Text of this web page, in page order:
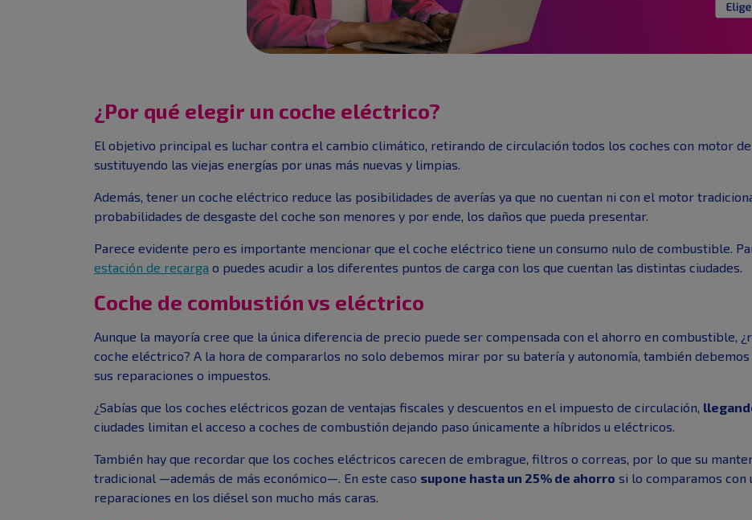
¿Por qué elegir un coche eléctrico?
El objetivo principal es luchar contra el cambio climático, retirando de circulación todos los coches con motor
sustituyendo las viejas energías por unas más nuevas y limpias.
Además, tener un coche eléctrico reduce las posibilidades de averías ya que no cuentan ni con el motor
probabilidades de desgaste del coche son menores y por ende, los daños que pueda presentar.
Parece evidente pero es importante mencionar que el coche eléctrico tiene un consumo nulo de combustible.
estación de recarga o puedes acudir a los diferentes puntos de carga con los que cuentan las distintas ciudades.
Coche de combustión vs eléctrico
Aunque la mayoría cree que la única diferencia de precio puede ser compensada con el ahorro en combustible,
coche eléctrico? A la hora de compararlos no solo debemos mirar por su batería y autonomía, también
sus reparaciones o impuestos.
¿Sabías que los coches eléctricos gozan de ventajas fiscales y descuentos en el impuesto de circulación,
ciudades limitan el acceso a coches de combustión dejando paso únicamente a híbridos u eléctricos.
También hay que recordar que los coches eléctricos carecen de embrague, filtros o correas, por lo que su
tradicional —además de más económico—. En este caso supone hasta un 25% de ahorro si lo comparamos con
reparaciones en los diésel son mucho más caras.